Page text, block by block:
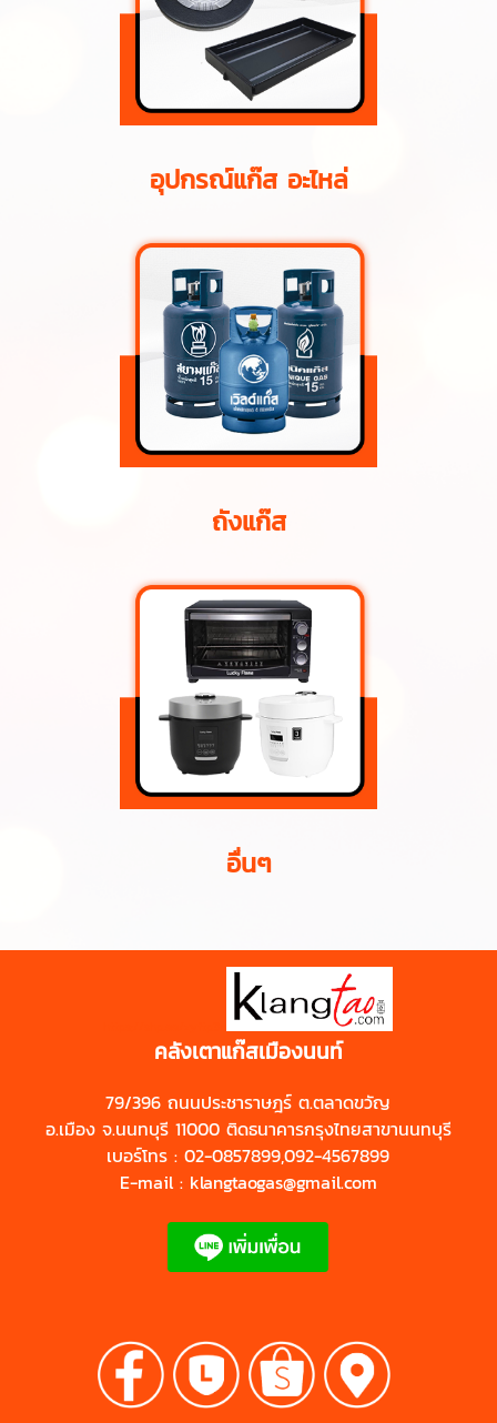
อุปกรณ์แก๊ส อะไหล่
ถังแก๊ส
อื่นๆ
คลังเตาแก๊สเมืองนนท์
79/396 ถนนประชาราษฎร์ ต.ตลาดขวัญ
อ.เมือง จ.นนทบุรี 11000 ติดธนาคารกรุงไทยสาขานนทบุรี
เบอร์โทร : 02-0857899,092-4567899
E-mail : klangtaogas@gmail.com